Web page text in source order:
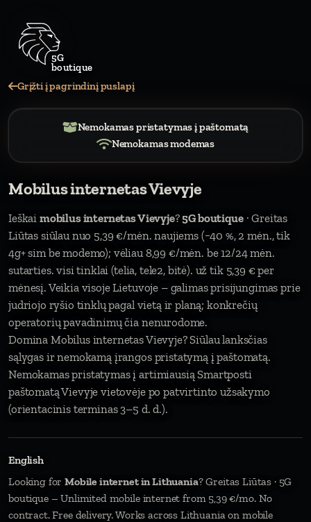
Grįžti į pagrindinį puslapį
Nemokamas pristatymas į paštomatą
Nemokamas modemas
Mobilus internetas Vievyje
Ieškai mobilus internetas Vievyje?5G boutique· Greitas
Liūtas siūlau nuo 5,39 €/mėn. naujiems (−40 %, 2 mėn., tik
4g+ sim be modemo); vėliau 8,99 €/mėn. be 12/24 mėn.
sutarties. visi tinklai (telia, tele2, bitė). už tik 5,39 € per
mėnesį. Veikia visoje Lietuvoje – galimas prisijungimas prie
judriojo ryšio tinklų pagal vietą ir planą; konkrečių
operatorių pavadinimų čia nenurodome.
Domina Mobilus internetas Vievyje? Siūlau lanksčias
sąlygas ir nemokamą įrangos pristatymą į paštomatą.
Nemokamas pristatymas į artimiausią Smartposti
paštomatą Vievyje vietovėje po patvirtinto užsakymo
(orientacinis terminas 3–5 d. d.).
English
Looking forMobile internet in Lithuania? Greitas Liūtas · 5G
boutique – Unlimited mobile internet from 5,39 €/mo. No
contract. Free delivery. Works across Lithuania on mobile